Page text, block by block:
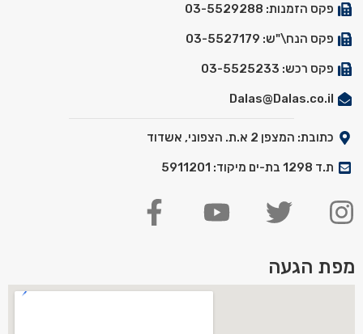
פקס הזמנות: 03-5529288
פקס הנח\"ש: 03-5527179
פקס רכש: 03-5525233
Dalas@Dalas.co.il
כתובת: המצפן 2 א.ת. הצפוני, אשדוד
ת.ד 1298 בת-ים מיקוד: 5911201
מפת הגעה